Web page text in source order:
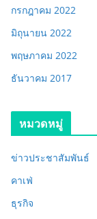
กรกฎาคม 2022
มิถุนายน 2022
พฤษภาคม 2022
ธันวาคม 2017
หมวดหมู่
ข่าวประชาสัมพันธ์
คาเฟ่
ธุรกิจ